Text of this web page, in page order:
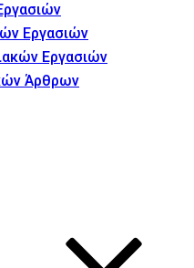
Εργασιών
Εργασιών
Άρθρων